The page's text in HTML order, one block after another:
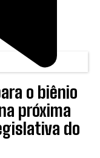
o biênio
próxima
do